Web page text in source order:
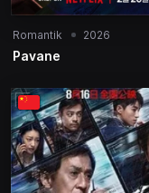
Romantik 2026
Pavane